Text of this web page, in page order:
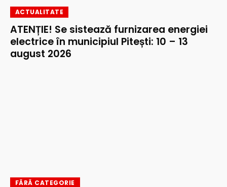
ACTUALITATE
ATENȚIE! Se sistează furnizarea energiei
electrice în municipiul Pitești: 10 – 13
august 2026
FĂRĂ CATEGORIE